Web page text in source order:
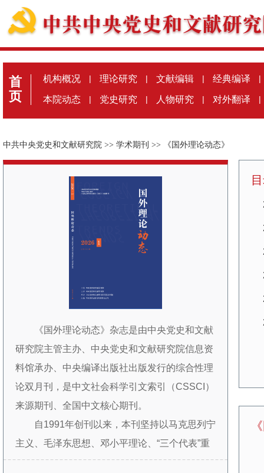
首
页
机构概况 | 理论研究 | 文献编辑 | 经典编译 |
本院动态 | 党史研究 | 人物研究 | 对外翻译 |
中共中央党史和文献研究院 >> 学术期刊 >> 《国外理论动态》
《国外理论动态》杂志是由中央党史和文献
研究院主管主办、中央党史和文献研究院信息资
料馆承办、中央编译出版社出版发行的综合性理
论双月刊，是中文社会科学引文索引（CSSCI）
来源期刊、全国中文核心期刊。
自1991年创刊以来，本刊坚持以马克思列宁
主义、毛泽东思想、邓小平理论、“三个代表”重
要思想、科学发展观为指导，学习贯彻习近平新